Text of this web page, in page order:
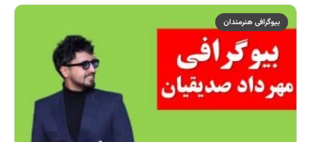
بیوگرافی هنرمندان